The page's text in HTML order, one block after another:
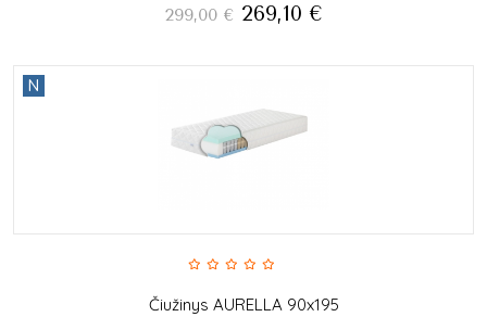
299,00 € 269,10 €
N
Čiužinys AURELLA 90x195